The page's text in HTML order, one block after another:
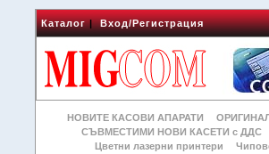
Каталог|Вход/Регистрация
НОВИТЕ КАСОВИ АПАРАТИ
СЪВМЕСТИМИ НОВИ КАСЕТИ с ДДС
Цветни лазерни принтери